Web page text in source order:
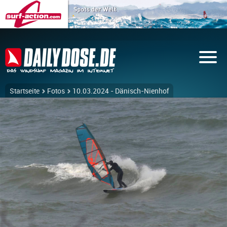
Startseite Fotos 10.03.2024 - Dänisch-Nienhof